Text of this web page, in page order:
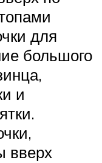
для
большого
и
вверх